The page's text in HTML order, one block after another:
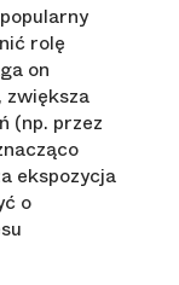
rolę
on
zwiększa
(np. przez
ekspozycja
o